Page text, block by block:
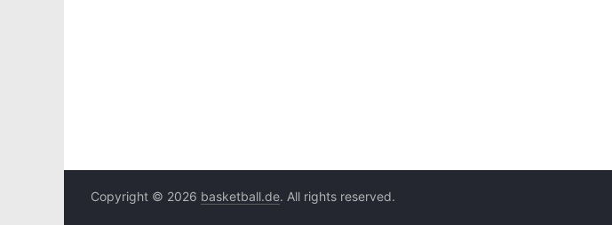
Copyright © 2026 basketball.de. All rights reserved.